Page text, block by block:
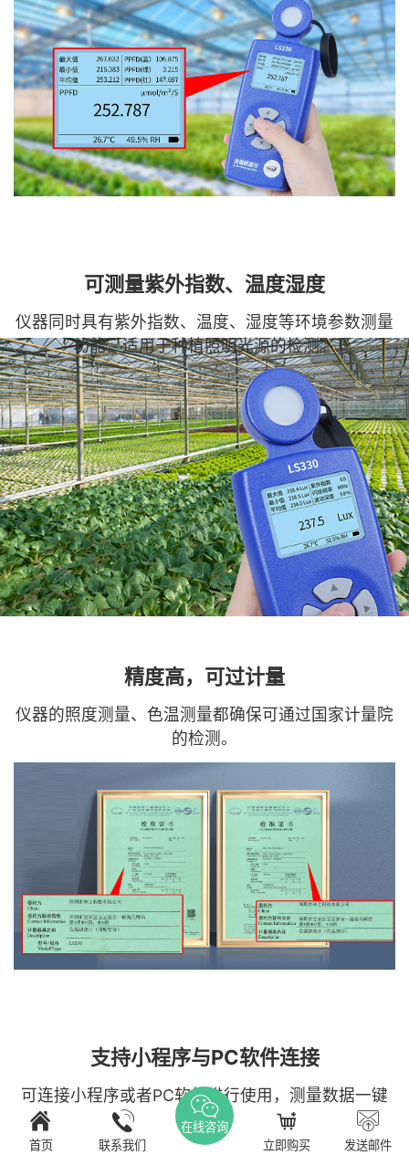
可测量紫外指数、温度湿度
仪器同时具有紫外指数、温度、湿度等环境参数测量
功能，适用于种植照明光源的检测。
精度高，可过计量
仪器的照度测量、色温测量都确保可通过国家计量院
的检测。
支持小程序与PC软件连接
可连接小程序或者PC软件进行使用，测量数据一键
导出至Excel，实现高效的数据存储与共享，提升团
队工作效率。
首页 联系我们
在线咨询
立即购买
发送邮件